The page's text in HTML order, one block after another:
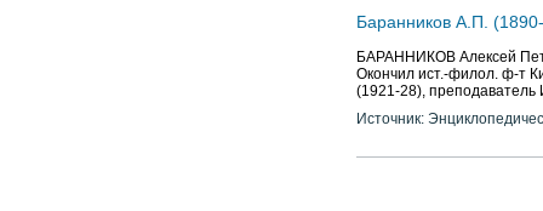
Баранников А.П.
БАРАННИКОВ Алексей
Окончил ист.-филол. ф-т
(1921-28), преподаватель
Источник: